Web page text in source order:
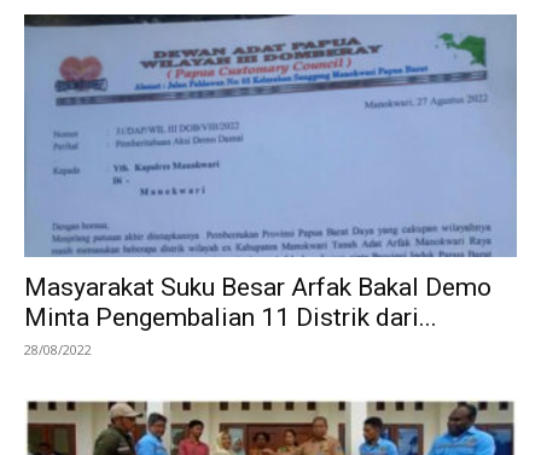
Masyarakat Suku Besar Arfak Bakal Demo
Minta Pengembalian 11 Distrik dari...
28/08/2022